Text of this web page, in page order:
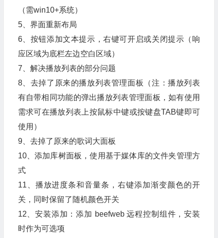
（需win10+系统）
5、界面重新布局
6、按钮添加文本提示，右键可开启或关闭提示（响
应区域为底栏左边空白区域）
7、解决播放列表的部分问题
8、去掉了原来的播放列表管理面板（注：播放列表
有自带相同功能的弹出播放列表管理面板，如有使用
需求可在播放列表上按鼠标中键或按键盘TAB键即可
使用）
9、去掉了原来的歌词大面板
10、添加库树面板，使用基于媒体库的文件夹管理方
式
11、播放进度条和音量条，右键添加渐变颜色的开
关，同时保留了随机颜色开关
12、安装添加：添加 beefweb 远程控制组件，安装
时作为可选项